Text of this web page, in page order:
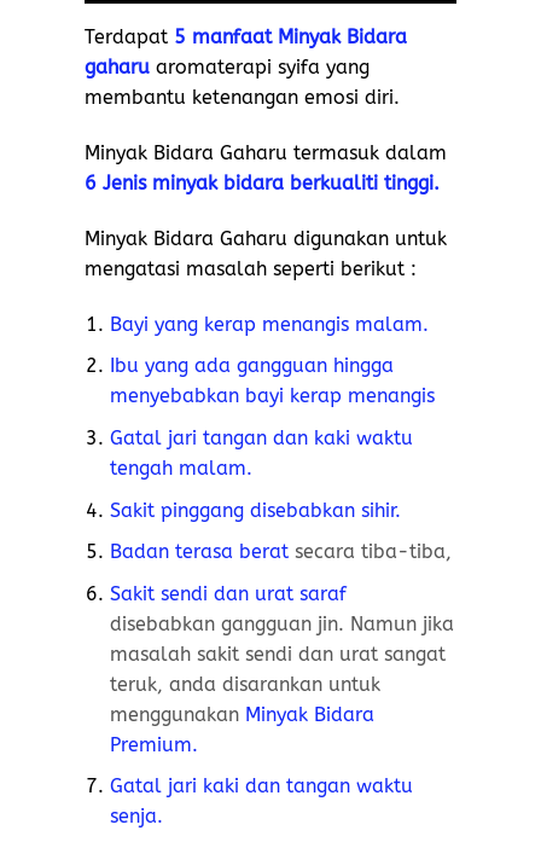
Terdapat 5 manfaat Minyak Bidara
gaharu aromaterapi syifa yang
membantu ketenangan emosi diri.
Minyak Bidara Gaharu termasuk dalam
6 Jenis minyak bidara berkualiti tinggi.
Minyak Bidara Gaharu digunakan untuk
mengatasi masalah seperti berikut :
Bayi yang kerap menangis malam.
Ibu yang ada gangguan hingga
menyebabkan bayi kerap menangis
Gatal jari tangan dan kaki waktu
tengah malam.
Sakit pinggang disebabkan sihir.
Badan terasa beratsecara tiba-tiba,
Sakit sendi dan urat saraf
disebabkan gangguan jin. Namun jika
masalah sakit sendi dan urat sangat
teruk, anda disarankan untuk
menggunakan Minyak Bidara
Premium.
Gatal jari kaki dan tangan waktu
senja.